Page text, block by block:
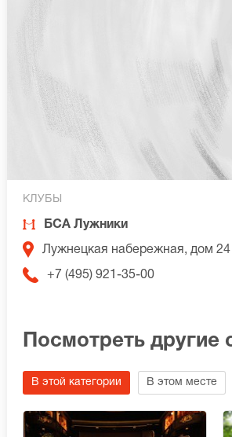
КЛУБЫ
БСА Лужники
Лужнецкая набережная, дом 24
+7 (495) 921-35-00
Посмотреть другие
В этой категории В этом месте